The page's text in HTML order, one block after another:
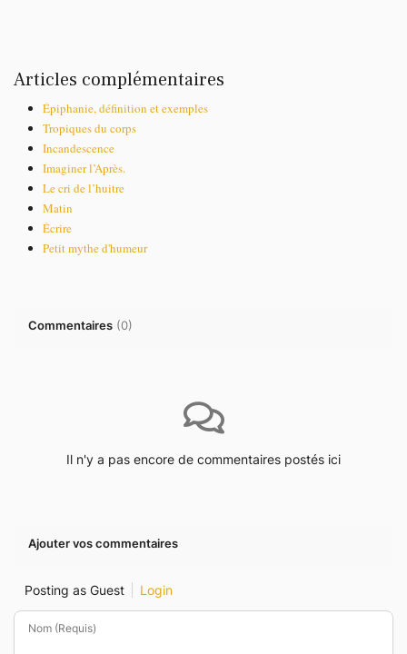
Articles complémentaires
Épiphanie, définition et exemples
Tropiques du corps
Incandescence
Imaginer l’Après.
Le cri de l’huitre
Matin
Écrire
Petit mythe d'humeur
Commentaires (0)
Il n'y a pas encore de commentaires postés ici
Ajouter vos commentaires
Posting as Guest Login
Nom (Requis)